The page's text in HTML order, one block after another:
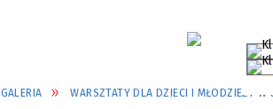
GALERIA WARSZTATY DLA DZIECI I MŁODZIEŻY W